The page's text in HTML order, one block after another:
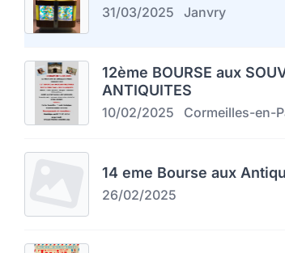
31/03/2025 Janvry
12ème BOURSE aux
ANTIQUITES
10/02/2025 Cormeilles-en-
14 eme Bourse aux
26/02/2025